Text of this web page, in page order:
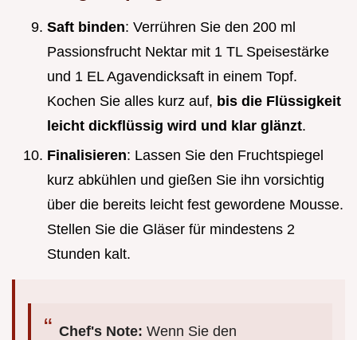
Saft binden: Verrühren Sie den 200 ml
Passionsfrucht Nektar mit 1 TL Speisestärke
und 1 EL Agavendicksaft in einem Topf.
Kochen Sie alles kurz auf, bis die Flüssigkeit
leicht dickflüssig wird und klar glänzt.
Finalisieren: Lassen Sie den Fruchtspiegel
kurz abkühlen und gießen Sie ihn vorsichtig
über die bereits leicht fest gewordene Mousse.
Stellen Sie die Gläser für mindestens 2
Stunden kalt.
Chef's Note: Wenn Sie den